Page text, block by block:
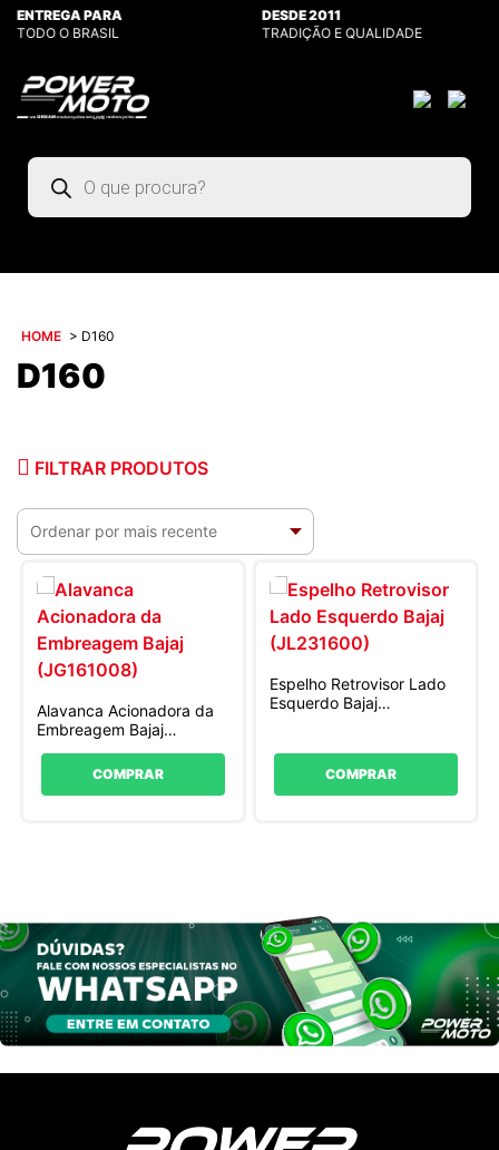
ENTREGA PARA
TODO O BRASIL
DESDE 2011
TRADIÇÃO E QUALIDADE
Pesquisar
produtos
HOME > D160
D160
FILTRAR PRODUTOS
Alavanca Acionadora da
Embreagem Bajaj
COMPRAR
Espelho Retrovisor Lado
Esquerdo Bajaj
COMPRAR